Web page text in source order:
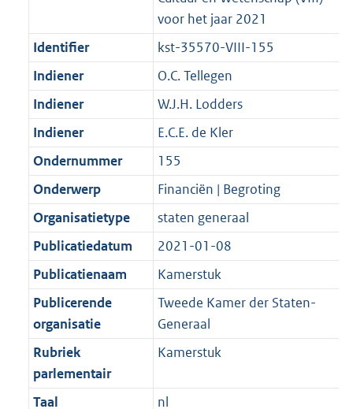
voor het jaar 2021
Identifier
kst-35570-VIII-155
Indiener
O.C. Tellegen
Indiener
W.J.H. Lodders
Indiener
E.C.E. de Kler
Ondernummer
155
Onderwerp
Financiën | Begroting
Organisatietype
staten generaal
Publicatiedatum
2021-01-08
Publicatienaam
Kamerstuk
Publicerende
organisatie
Tweede Kamer der Staten-
Generaal
Rubriek
parlementair
Kamerstuk
Taal
nl